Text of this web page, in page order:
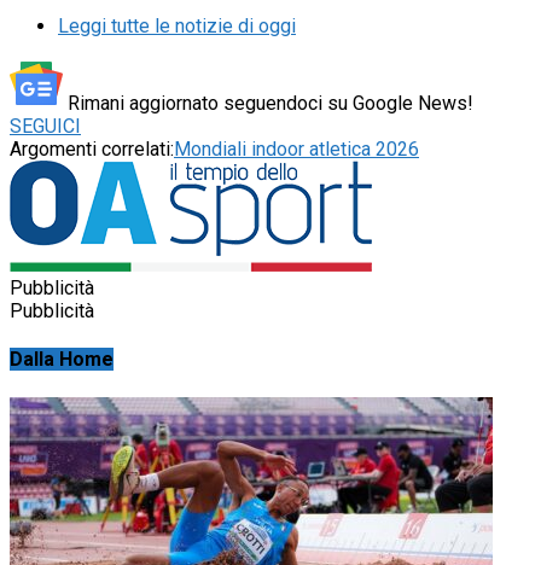
Leggi tutte le notizie di oggi
Rimani aggiornato seguendoci su Google News!
SEGUICI
Argomenti correlati: Mondiali indoor atletica 2026
Pubblicità
Pubblicità
Dalla Home